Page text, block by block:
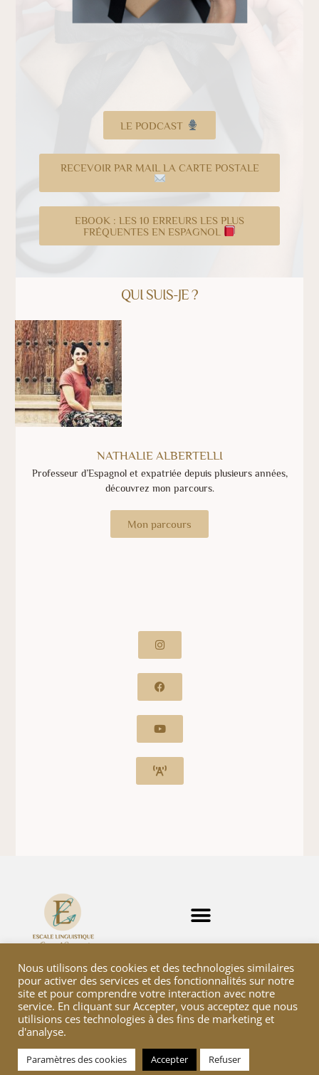
LE PODCAST
RECEVOIR PAR MAIL LA CARTE POSTALE
EBOOK : LES 10 ERREURS LES PLUS
FRÉQUENTES EN ESPAGNOL
QUI SUIS-JE ?
NATHALIE ALBERTELLI
Professeur d’Espagnol et expatriée depuis plusieurs années,
découvrez mon parcours.
Mon parcours
© 2026 Escale linguistique
Nous utilisons des cookies et des technologies similaires
pour activer des services et des fonctionnalités sur notre
site et pour comprendre votre interaction avec notre
service. En cliquant sur Accepter, vous acceptez que nous
utilisions ces technologies à des fins de marketing et
d'analyse.
Paramètres des cookies Accepter Refuser